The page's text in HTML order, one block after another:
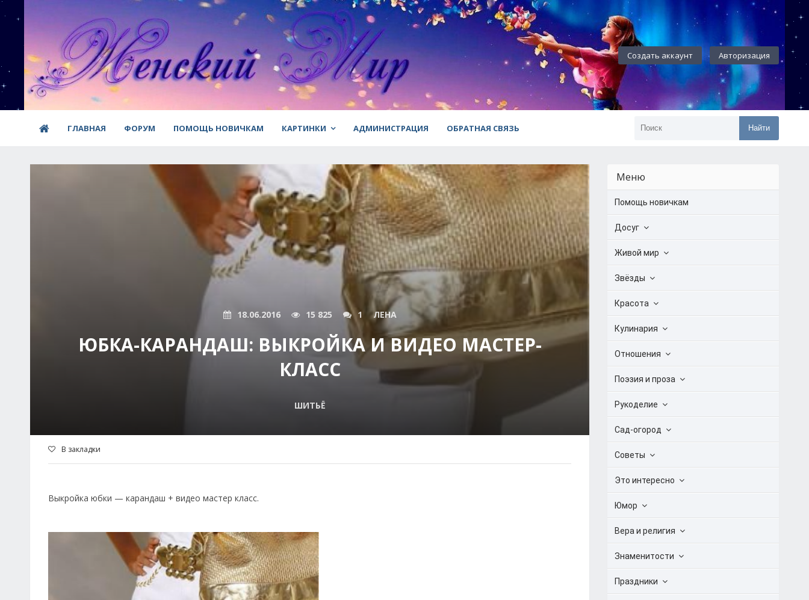
Создать аккаунт Авторизация
ГЛАВНАЯ ФОРУМ ПОМОЩЬ НОВИЧКАМ КАРТИНКИ АДМИНИСТРАЦИЯ ОБРАТНАЯ СВЯЗЬ Найти
18.06.2016 15 825 1 ЛЕНА
ЮБКА-КАРАНДАШ: ВЫКРОЙКА И ВИДЕО МАСТЕР-
КЛАСС
ШИТЬЁ
В закладки
Выкройка юбки — карандаш + видео мастер класс.
Меню
Помощь новичкам
Досуг
Живой мир
Звёзды
Красота
Кулинария
Отношения
Поэзия и проза
Рукоделие
Сад-огород
Советы
Это интересно
Юмор
Вера и религия
Знаменитости
Праздники